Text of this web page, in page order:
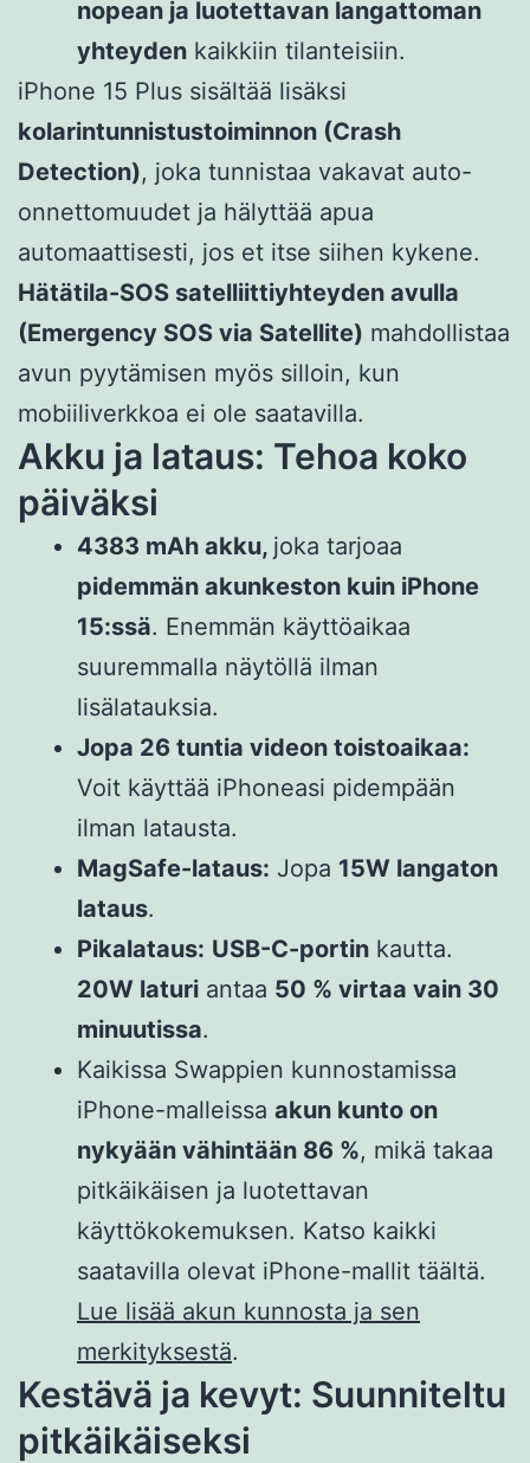
nopean ja luotettavan langattoman
yhteyden kaikkiin tilanteisiin.
iPhone 15 Plus sisältää lisäksi
kolarintunnistustoiminnon (Crash
Detection), joka tunnistaa vakavat auto-
onnettomuudet ja hälyttää apua
automaattisesti, jos et itse siihen kykene.
Hätätila-SOS satelliittiyhteyden avulla
(Emergency SOS via Satellite) mahdollistaa
avun pyytämisen myös silloin, kun
mobiiliverkkoa ei ole saatavilla.
Akku ja lataus: Tehoa koko
päiväksi
4383 mAh akku, joka tarjoaa
pidemmän akunkeston kuin iPhone
15:ssä. Enemmän käyttöaikaa
suuremmalla näytöllä ilman
lisälatauksia.
Jopa 26 tuntia videon toistoaikaa:
Voit käyttää iPhoneasi pidempään
ilman latausta.
MagSafe-lataus: Jopa 15W langaton
lataus.
Pikalataus: USB-C-portin kautta.
20W laturi antaa 50 % virtaa vain 30
minuutissa.
Kaikissa Swappien kunnostamissa
iPhone-malleissa akun kunto on
nykyään vähintään 86 %, mikä takaa
pitkäikäisen ja luotettavan
käyttökokemuksen. Katso kaikki
saatavilla olevat iPhone-mallit täältä.
Lue lisää akun kunnosta ja sen
merkityksestä.
Kestävä ja kevyt: Suunniteltu
pitkäikäiseksi